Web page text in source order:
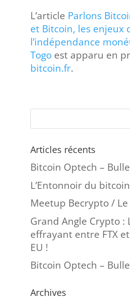
L’article Parlons
et Bitcoin, les enjeux
l’indépendance
Togoest apparu en
bitcoin.fr.
Articles récents
Bitcoin Optech –
L’Entonnoir du bitcoin
Meetup Becrypto /
Grand Angle Crypto :
effrayant entre FTX
EU !
Bitcoin Optech –
Archives